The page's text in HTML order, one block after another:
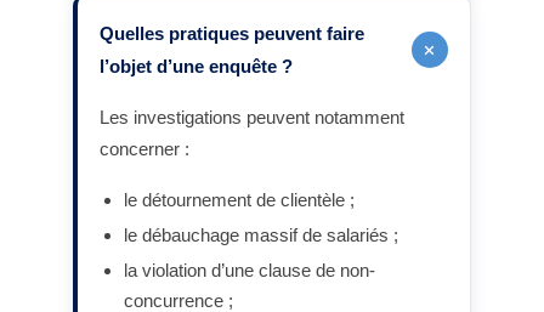
Quelles pratiques peuvent faire
l’objet d’une enquête ?
+
Les investigations peuvent notamment
concerner :
le détournement de clientèle ;
le débauchage massif de salariés ;
la violation d’une clause de non-
concurrence ;